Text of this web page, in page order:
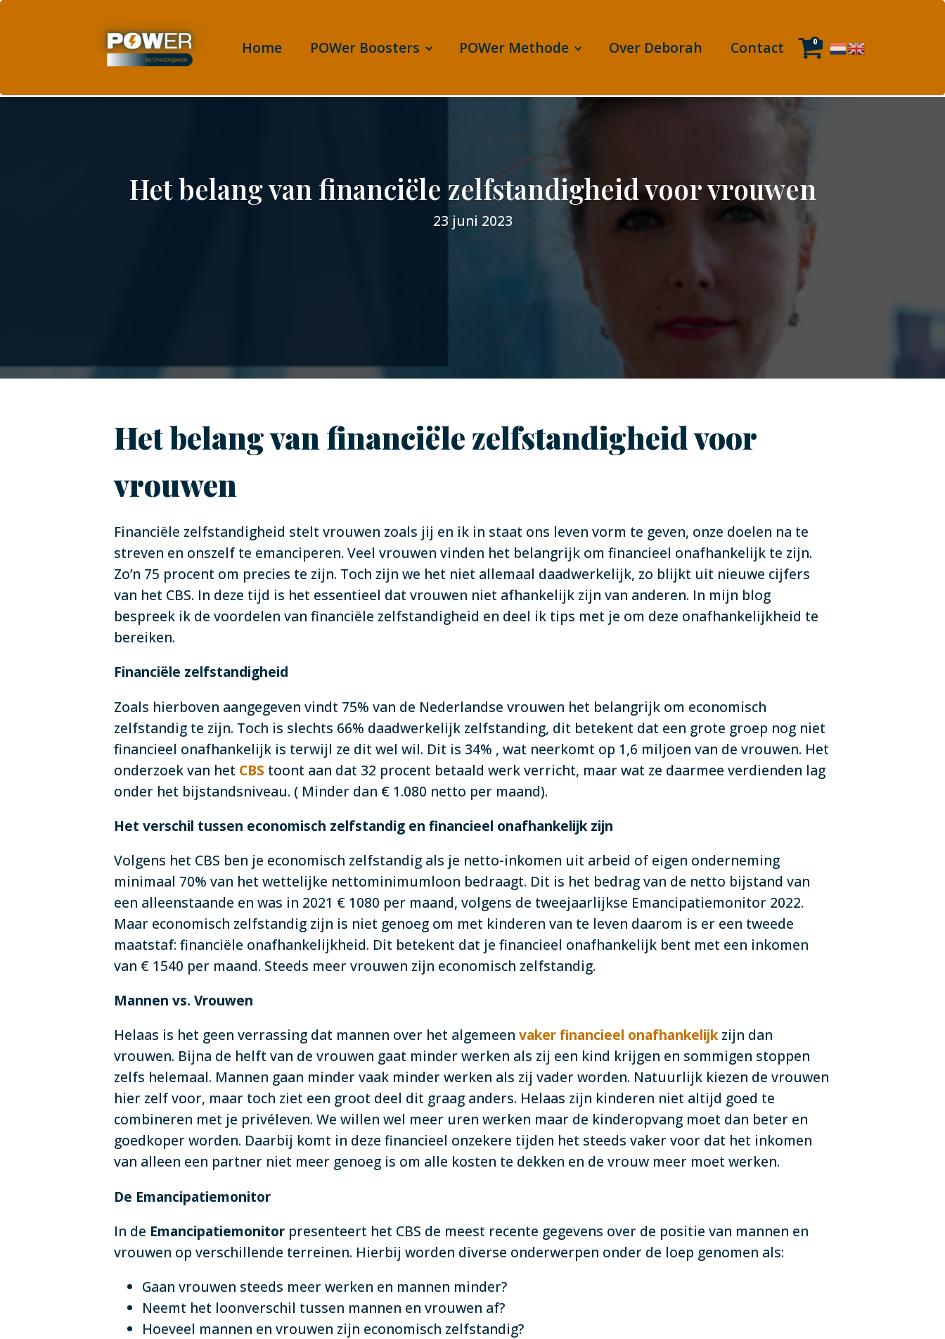
Home POWer Boosters POWer Methode Over Deborah Contact 0
Het belang van financiële zelfstandigheid voor vrouwen
23 juni 2023
Het belang van financiële zelfstandigheid voor
vrouwen
Financiële zelfstandigheid stelt vrouwen zoals jij en ik in staat ons leven vorm te geven, onze doelen na te
streven en onszelf te emanciperen. Veel vrouwen vinden het belangrijk om financieel onafhankelijk te zijn.
Zo’n 75 procent om precies te zijn. Toch zijn we het niet allemaal daadwerkelijk, zo blijkt uit nieuwe cijfers
van het CBS. In deze tijd is het essentieel dat vrouwen niet afhankelijk zijn van anderen. In mijn blog
bespreek ik de voordelen van financiële zelfstandigheid en deel ik tips met je om deze onafhankelijkheid te
bereiken.
Financiële zelfstandigheid
Zoals hierboven aangegeven vindt 75% van de Nederlandse vrouwen het belangrijk om economisch
zelfstandig te zijn. Toch is slechts 66% daadwerkelijk zelfstanding, dit betekent dat een grote groep nog niet
financieel onafhankelijk is terwijl ze dit wel wil. Dit is 34% , wat neerkomt op 1,6 miljoen van de vrouwen. Het
onderzoek van het CBS toont aan dat 32 procent betaald werk verricht, maar wat ze daarmee verdienden lag
onder het bijstandsniveau. ( Minder dan € 1.080 netto per maand).
Het verschil tussen economisch zelfstandig en financieel onafhankelijk zijn
Volgens het CBS ben je economisch zelfstandig als je netto-inkomen uit arbeid of eigen onderneming
minimaal 70% van het wettelijke nettominimumloon bedraagt. Dit is het bedrag van de netto bijstand van
een alleenstaande en was in 2021 € 1080 per maand, volgens de tweejaarlijkse Emancipatiemonitor 2022.
Maar economisch zelfstandig zijn is niet genoeg om met kinderen van te leven daarom is er een tweede
maatstaf: financiële onafhankelijkheid. Dit betekent dat je financieel onafhankelijk bent met een inkomen
van € 1540 per maand. Steeds meer vrouwen zijn economisch zelfstandig.
Mannen vs. Vrouwen
Helaas is het geen verrassing dat mannen over het algemeen vaker financieel onafhankelijkzijn dan
vrouwen. Bijna de helft van de vrouwen gaat minder werken als zij een kind krijgen en sommigen stoppen
zelfs helemaal. Mannen gaan minder vaak minder werken als zij vader worden. Natuurlijk kiezen de vrouwen
hier zelf voor, maar toch ziet een groot deel dit graag anders. Helaas zijn kinderen niet altijd goed te
combineren met je privéleven. We willen wel meer uren werken maar de kinderopvang moet dan beter en
goedkoper worden. Daarbij komt in deze financieel onzekere tijden het steeds vaker voor dat het inkomen
van alleen een partner niet meer genoeg is om alle kosten te dekken en de vrouw meer moet werken.
De Emancipatiemonitor
In de Emancipatiemonitor presenteert het CBS de meest recente gegevens over de positie van mannen en
vrouwen op verschillende terreinen. Hierbij worden diverse onderwerpen onder de loep genomen als:
Gaan vrouwen steeds meer werken en mannen minder?
Neemt het loonverschil tussen mannen en vrouwen af?
Hoeveel mannen en vrouwen zijn economisch zelfstandig?